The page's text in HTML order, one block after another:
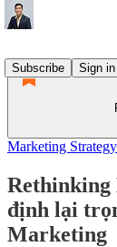
Subscribe
Sign in
Marketing Strategy
Rethinking
định lại
Marketing